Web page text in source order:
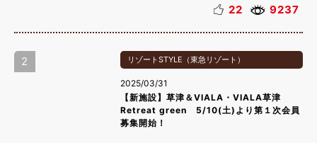
22 9237
2 リゾートSTYLE（東急リゾート）
2025/03/31
【新施設】草津＆VIALA・VIALA草津
Retreat green 5/10(土)より第１次会員
募集開始！